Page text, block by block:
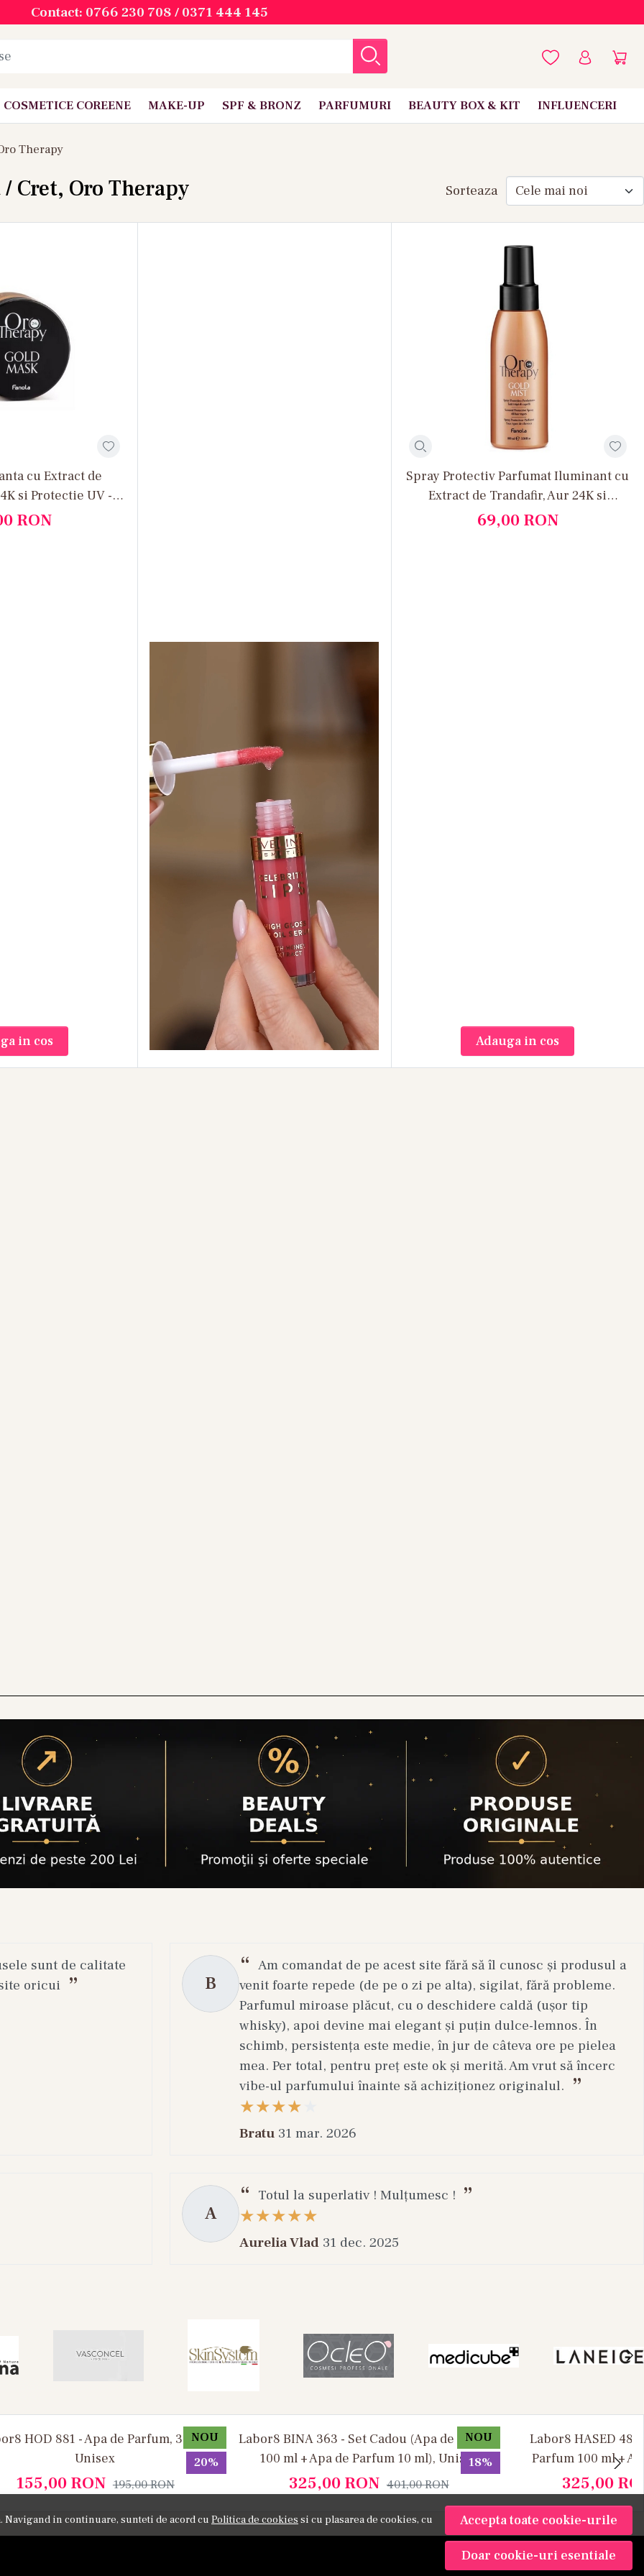
Contact: 0766 230 708 / 0371 444 145
COSMETICE COREENE MAKE-UP SPF & BRONZ PARFUMURI BEAUTY BOX & KIT INFLUENCERI
Therapy
Cret, Oro Therapy Sorteaza
cu Extract de
si Protectie UV -
Mask with Rose
RON
in cos
Spray Protectiv Parfumat Iluminant cu
Extract de Trandafir, Aur 24K si
Protectie UV - Gold Mist Scented
69,00 RON
Adauga in cos
in continuare, sunteti de acord cu Politica de cookies si cu plasarea de cookies, cu Accepta toate cookie-urile
Doar cookie-uri esentiale
sunt de calitate
oricui
B
Am comandat de pe acest site fără să îl cunosc și produsul a
venit foarte repede (de pe o zi pe alta), sigilat, fără probleme.
Parfumul miroase plăcut, cu o deschidere caldă (ușor tip
whisky), apoi devine mai elegant și puțin dulce-lemnos. În
schimb, persistența este medie, în jur de câteva ore pe pielea
mea. Per total, pentru preț este ok și merită. Am vrut să încerc
vibe-ul parfumului înainte să achiziționez originalul.
Bratu 31 mar. 2026
A
Totul la superlativ ! Mulțumesc !
Aurelia Vlad 31 dec. 2025
NOU
20%
HOD 881 - Apa de Parfum, 30 ml,
Unisex
155,00 RON 195,00RON
NOU
18%
Labor8 BINA 363 - Set Cadou (Apa de Parfum
100 ml + Apa de Parfum 10 ml), Unisex
325,00 RON 401,00RON
Labor8 HASED
Parfum 100 ml +
325,00